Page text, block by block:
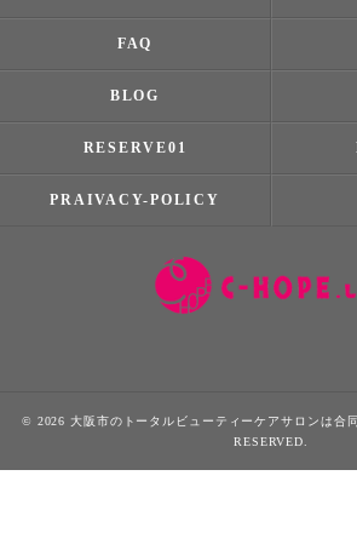
FAQ
BLOG
RESERVE01
PRAIVACY-POLICY
© 2026 大阪市のトータルビューティーケアサロンは合
RESERVED.